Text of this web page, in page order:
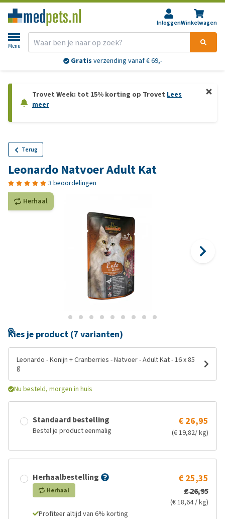
InloggenWinkelwagen
Menu
Gratis verzending vanaf € 69,-
Trovet Week: tot 15% korting op Trovet Lees
meer
Terug
Leonardo Natvoer Adult Kat
3 beoordelingen
Herhaal
Kies je product (7 varianten)
Leonardo - Konijn + Cranberries - Natvoer - Adult Kat - 16 x 85
g
Nu besteld, morgen in huis
Standaard bestelling
Bestel je product eenmalig
€ 26,95
(€ 19,82/ kg)
Herhaalbestelling
Herhaal
€ 25,35
€ 26,95
(€ 18,64 / kg)
Profiteer altijd van 6% korting